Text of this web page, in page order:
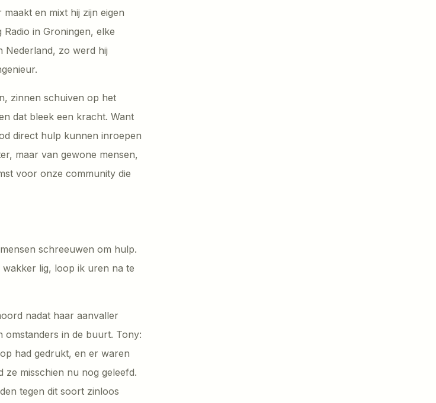
en mixt hij zijn eigen
in Groningen, elke
Nederland, zo werd hij
zinnen schuiven op het
dat bleek een kracht. Want
direct hulp kunnen inroepen
maar van gewone mensen,
voor onze community die
schreeuwen om hulp.
wakker lig, loop ik uren na te
nadat haar aanvaller
omstanders in de buurt. Tony:
had gedrukt, en er waren
ze misschien nu nog geleefd.
tegen dit soort zinloos